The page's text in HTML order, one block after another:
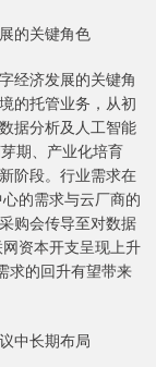
的关键角色
经济发展的关键角
的托管业务，从初
据分析及人工智能
期、产业化培育
阶段。行业需求在
的需求与云厂商的
购会传导至对数据
资本开支呈现上升
求的回升有望带来
中长期布局